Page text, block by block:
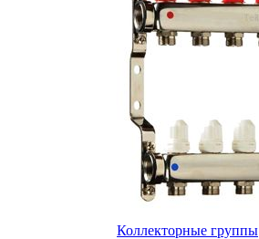
Коллекторные группы